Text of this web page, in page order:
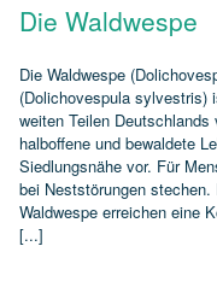
Die Waldwespe
Die Waldwespe
(Dolichovespula sylvestris)
weiten Teilen
halboffene und bewaldete
Siedlungsnähe vor. Für
bei Neststörungen
Waldwespe erreichen eine
[...]